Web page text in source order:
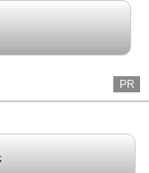
PR